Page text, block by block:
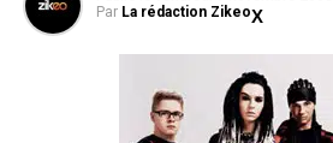
Par La rédaction Zikeo